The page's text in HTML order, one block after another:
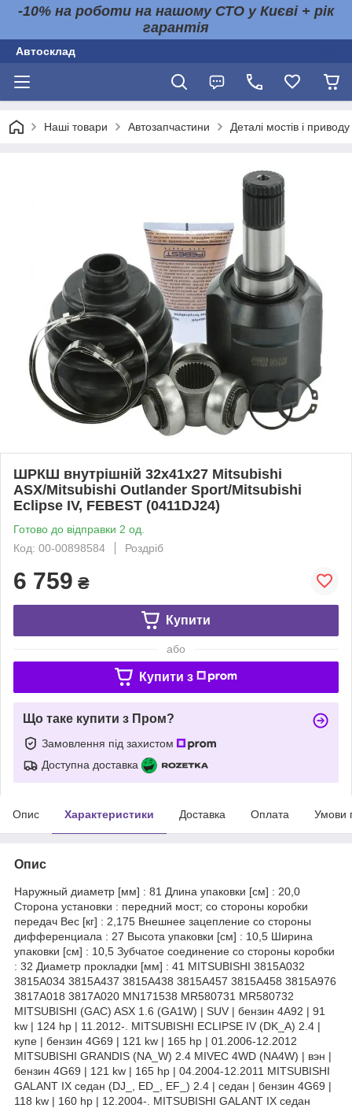
-10% на роботи на нашому СТО у Києві + рік
гарантія
Автосклад
Наші товари Автозапчастини Деталі мостів і приводу
ШРКШ внутрішній 32x41x27 Mitsubishi
ASX/Mitsubishi Outlander Sport/Mitsubishi
Eclipse IV, FEBEST (0411DJ24)
Готово до відправки 2 од.
Код: 00-00898584
Роздріб
6 759 ₴
Купити
або
Купити з
Що таке купити з Пром?
Замовлення під захистом
Доступна доставка
Опис Характеристики Доставка Оплата Умови
Опис
Наружный диаметр [мм] : 81 Длина упаковки [см] : 20,0
Сторона установки : передний мост; со стороны коробки
передач Вес [кг] : 2,175 Внешнее зацепление со стороны
дифференциала : 27 Высота упаковки [см] : 10,5 Ширина
упаковки [см] : 10,5 Зубчатое соединение со стороны коробки
: 32 Диаметр прокладки [мм] : 41 MITSUBISHI 3815A032
3815A034 3815A437 3815A438 3815A457 3815A458 3815A976
3817A018 3817A020 MN171538 MR580731 MR580732
MITSUBISHI (GAC) ASX 1.6 (GA1W) | SUV | бензин 4A92 | 91
kw | 124 hp | 11.2012-. MITSUBISHI ECLIPSE IV (DK_A) 2.4 |
купе | бензин 4G69 | 121 kw | 165 hp | 01.2006-12.2012
MITSUBISHI GRANDIS (NA_W) 2.4 MIVEC 4WD (NA4W) | вэн |
бензин 4G69 | 121 kw | 165 hp | 04.2004-12.2011 MITSUBISHI
GALANT IX седан (DJ_, ED_, EF_) 2.4 | седан | бензин 4G69 |
118 kw | 160 hp | 12.2004-. MITSUBISHI GALANT IX седан